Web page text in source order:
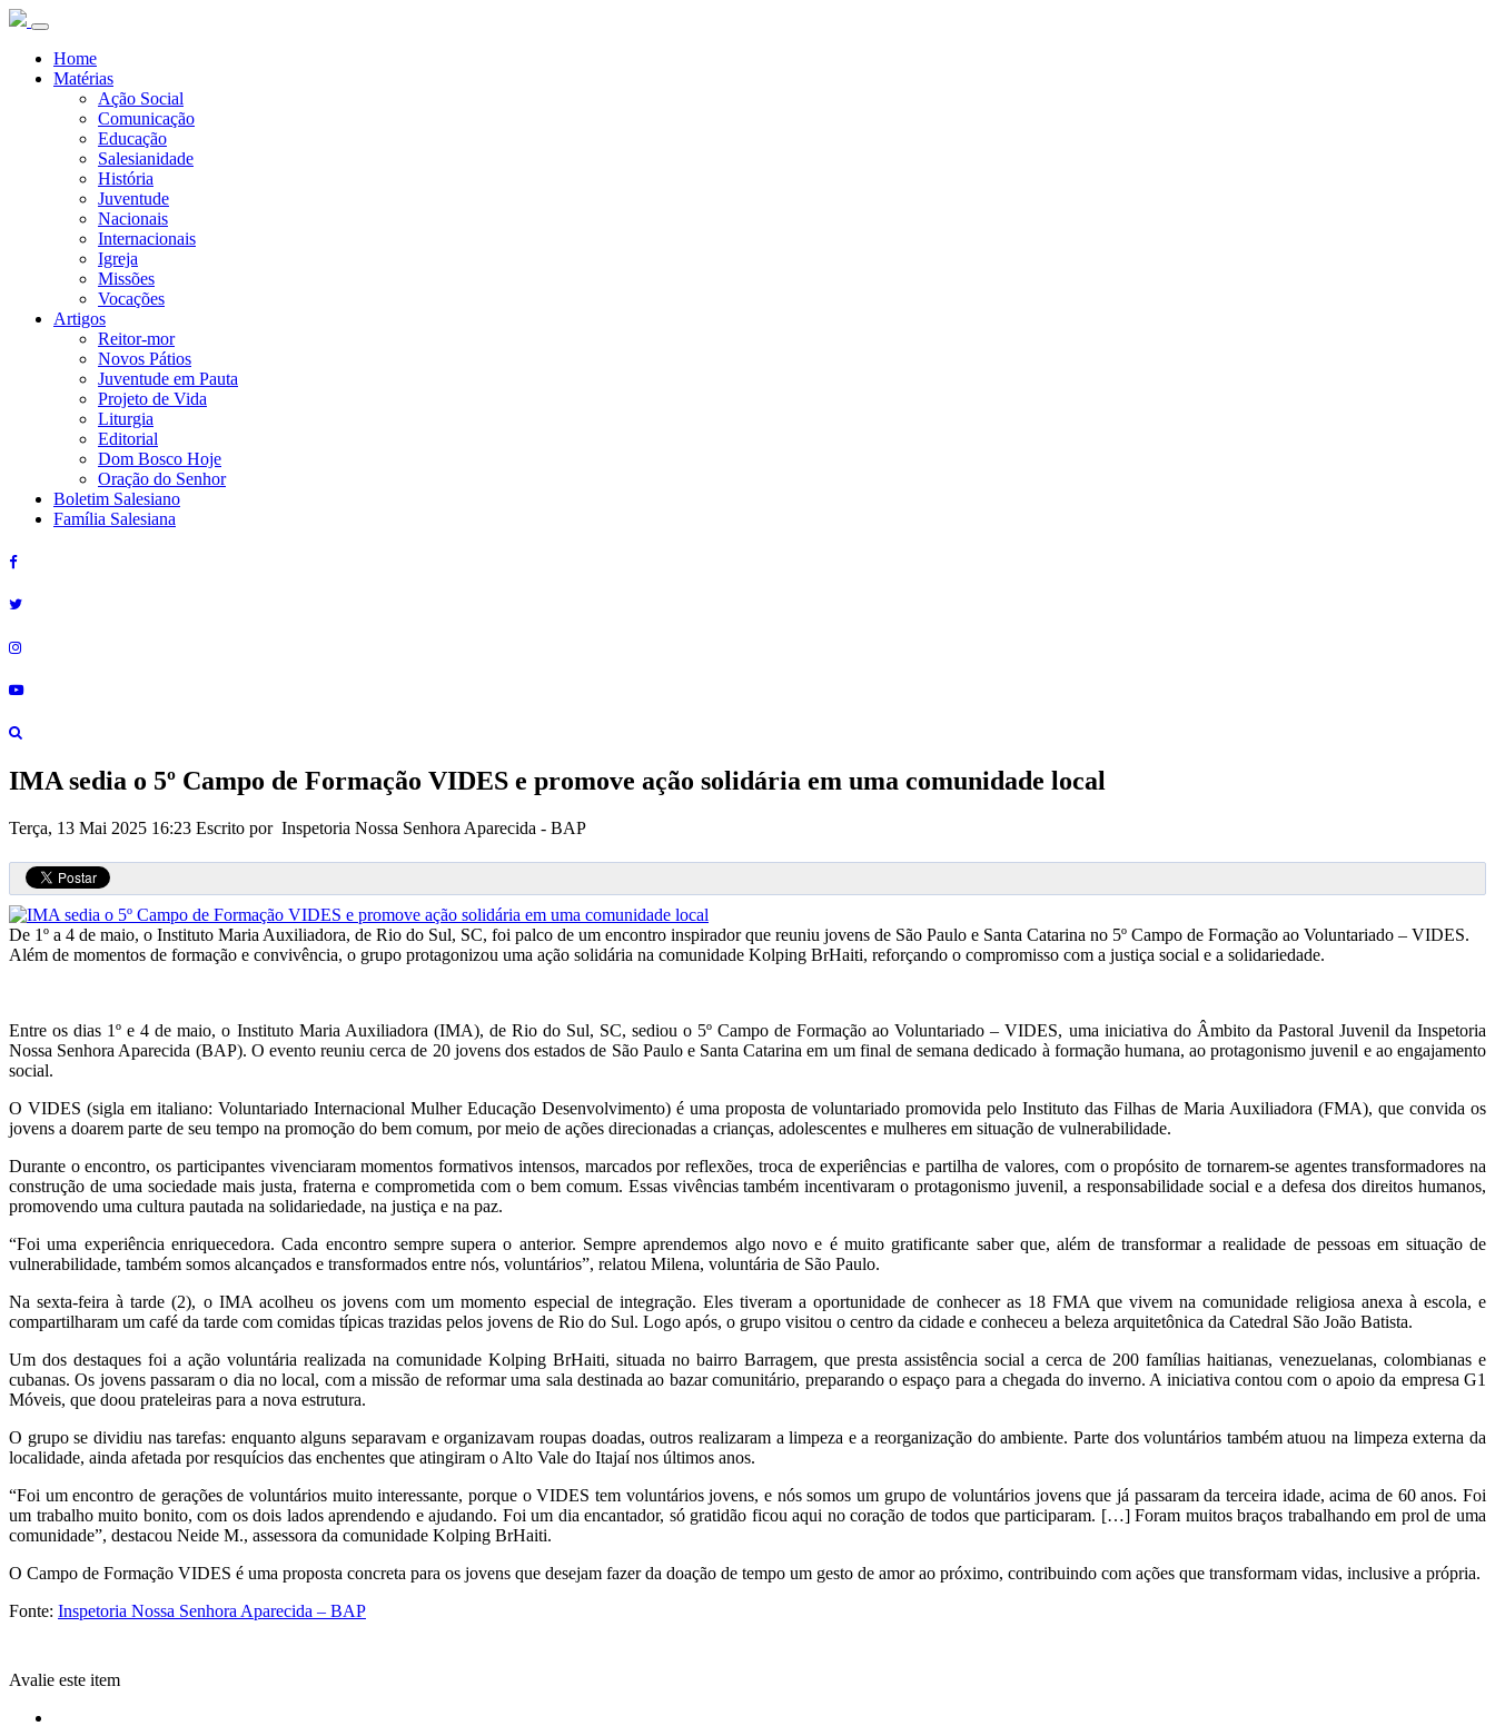
Home
Matérias
Ação Social
Comunicação
Educação
Salesianidade
História
Juventude
Nacionais
Internacionais
Igreja
Missões
Vocações
Artigos
Reitor-mor
Novos Pátios
Juventude em Pauta
Projeto de Vida
Liturgia
Editorial
Dom Bosco Hoje
Oração do Senhor
Boletim Salesiano
Família Salesiana
IMA sedia o 5º Campo de Formação VIDES e promove ação solidária em uma comunidade local
Terça, 13 Mai 2025 16:23 Escrito por Inspetoria Nossa Senhora Aparecida - BAP
De 1º a 4 de maio, o Instituto Maria Auxiliadora, de Rio do Sul, SC, foi palco de um encontro inspirador que reuniu jovens de São Paulo e Santa Catarina no 5º Campo de Formação ao Voluntariado – VIDES.
Além de momentos de formação e convivência, o grupo protagonizou uma ação solidária na comunidade Kolping BrHaiti, reforçando o compromisso com a justiça social e a solidariedade.
Entre os dias 1º e 4 de maio, o Instituto Maria Auxiliadora (IMA), de Rio do Sul, SC, sediou o 5º Campo de Formação ao Voluntariado – VIDES, uma iniciativa do Âmbito da Pastoral Juvenil da Inspetoria
Nossa Senhora Aparecida (BAP). O evento reuniu cerca de 20 jovens dos estados de São Paulo e Santa Catarina em um final de semana dedicado à formação humana, ao protagonismo juvenil e ao engajamento
social.
O VIDES (sigla em italiano: Voluntariado Internacional Mulher Educação Desenvolvimento) é uma proposta de voluntariado promovida pelo Instituto das Filhas de Maria Auxiliadora (FMA), que convida os
jovens a doarem parte de seu tempo na promoção do bem comum, por meio de ações direcionadas a crianças, adolescentes e mulheres em situação de vulnerabilidade.
Durante o encontro, os participantes vivenciaram momentos formativos intensos, marcados por reflexões, troca de experiências e partilha de valores, com o propósito de tornarem-se agentes transformadores na
construção de uma sociedade mais justa, fraterna e comprometida com o bem comum. Essas vivências também incentivaram o protagonismo juvenil, a responsabilidade social e a defesa dos direitos humanos,
promovendo uma cultura pautada na solidariedade, na justiça e na paz.
“Foi uma experiência enriquecedora. Cada encontro sempre supera o anterior. Sempre aprendemos algo novo e é muito gratificante saber que, além de transformar a realidade de pessoas em situação de
vulnerabilidade, também somos alcançados e transformados entre nós, voluntários”, relatou Milena, voluntária de São Paulo.
Na sexta-feira à tarde (2), o IMA acolheu os jovens com um momento especial de integração. Eles tiveram a oportunidade de conhecer as 18 FMA que vivem na comunidade religiosa anexa à escola, e
compartilharam um café da tarde com comidas típicas trazidas pelos jovens de Rio do Sul. Logo após, o grupo visitou o centro da cidade e conheceu a beleza arquitetônica da Catedral São João Batista.
Um dos destaques foi a ação voluntária realizada na comunidade Kolping BrHaiti, situada no bairro Barragem, que presta assistência social a cerca de 200 famílias haitianas, venezuelanas, colombianas e
cubanas. Os jovens passaram o dia no local, com a missão de reformar uma sala destinada ao bazar comunitário, preparando o espaço para a chegada do inverno. A iniciativa contou com o apoio da empresa G1
Móveis, que doou prateleiras para a nova estrutura.
O grupo se dividiu nas tarefas: enquanto alguns separavam e organizavam roupas doadas, outros realizaram a limpeza e a reorganização do ambiente. Parte dos voluntários também atuou na limpeza externa da
localidade, ainda afetada por resquícios das enchentes que atingiram o Alto Vale do Itajaí nos últimos anos.
“Foi um encontro de gerações de voluntários muito interessante, porque o VIDES tem voluntários jovens, e nós somos um grupo de voluntários jovens que já passaram da terceira idade, acima de 60 anos. Foi
um trabalho muito bonito, com os dois lados aprendendo e ajudando. Foi um dia encantador, só gratidão ficou aqui no coração de todos que participaram. […] Foram muitos braços trabalhando em prol de uma
comunidade”, destacou Neide M., assessora da comunidade Kolping BrHaiti.
O Campo de Formação VIDES é uma proposta concreta para os jovens que desejam fazer da doação de tempo um gesto de amor ao próximo, contribuindo com ações que transformam vidas, inclusive a própria.
Fonte: Inspetoria Nossa Senhora Aparecida – BAP
Avalie este item